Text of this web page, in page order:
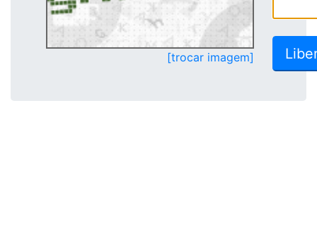
[trocar imagem]